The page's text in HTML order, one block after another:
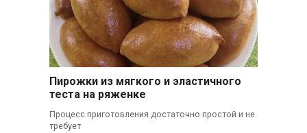
Пирожки из мягкого и эластичного
теста на ряженке
Процесс приготовления достаточно простой и не
требует